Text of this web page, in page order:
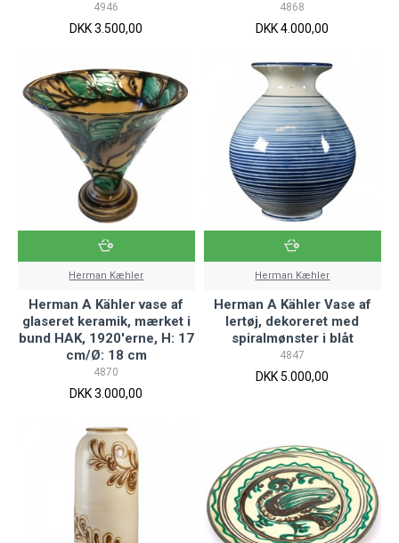
4946
DKK 3.500,00
4868
DKK 4.000,00
Herman Kæhler
Herman A Kähler vase af
glaseret keramik, mærket i
bund HAK, 1920'erne, H: 17
cm/Ø: 18 cm
4870
DKK 3.000,00
Herman Kæhler
Herman A Kähler Vase af
lertøj, dekoreret med
spiralmønster i blåt
4847
DKK 5.000,00